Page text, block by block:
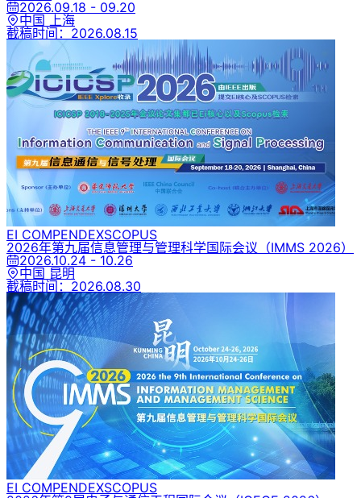
2026.09.18 - 09.20
中国 上海
截稿时间： 2026.08.15
EI COMPENDEXSCOPUS
2026年第九届信息管理与管理科学国际会议 （IMMS 2026）
2026.10.24 - 10.26
中国 昆明
截稿时间： 2026.08.30
EI COMPENDEXSCOPUS